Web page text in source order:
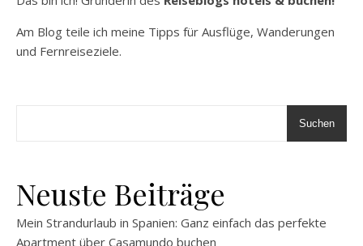
Am Blog teile ich meine Tipps für Ausflüge, Wanderungen
und Fernreiseziele.
Suchen
Neuste Beiträge
Mein Strandurlaub in Spanien: Ganz einfach das perfekte
Apartment über Casamundo buchen